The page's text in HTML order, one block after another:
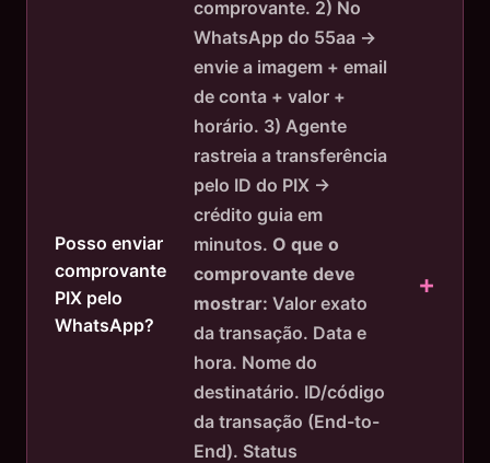
Posso enviar
comprovante
PIX pelo
WhatsApp?
comprovante. 2) No
WhatsApp do 55aa →
envie a imagem + email
de conta + valor +
horário. 3) Agente
rastreia a transferência
pelo ID do PIX →
crédito guia em
minutos. O que o
comprovante deve
mostrar: Valor exato
da transação. Data e
hora. Nome do
destinatário. ID/código
da transação (End-to-
End). Status